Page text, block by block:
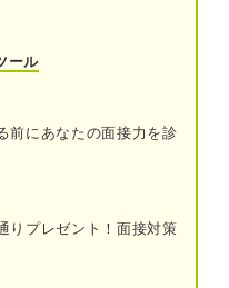
などが担当することが
30分から45分
ない！ 転職の最終面接
ール
前にあなたの面接力を診
りプレゼント！面接対策